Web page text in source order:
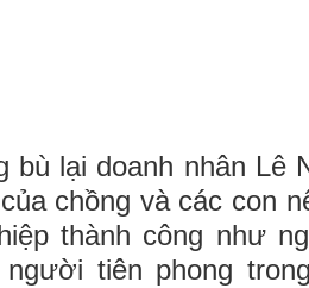
bù lại doanh nhân Lê
chồng và các con
thành công như
tiên phong